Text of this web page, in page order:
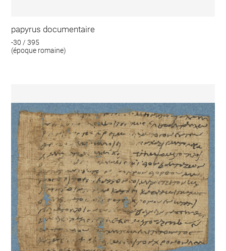
papyrus documentaire
-30 / 395
(époque romaine)